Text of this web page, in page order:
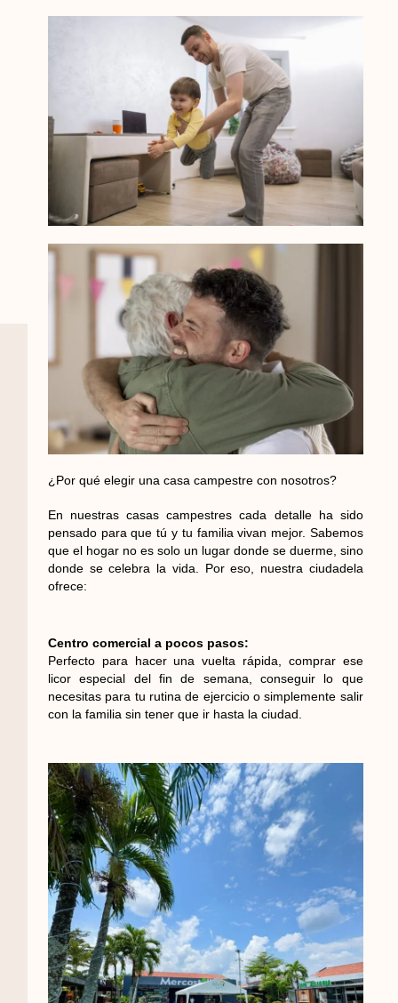
¿Por qué elegir una casa campestre con nosotros?
En nuestras casas campestres cada detalle ha sido
pensado para que tú y tu familia vivan mejor. Sabemos
que el hogar no es solo un lugar donde se duerme, sino
donde se celebra la vida. Por eso, nuestra ciudadela
ofrece:
Centro comercial a pocos pasos:
Perfecto para hacer una vuelta rápida, comprar ese
licor especial del fin de semana, conseguir lo que
necesitas para tu rutina de ejercicio o simplemente salir
con la familia sin tener que ir hasta la ciudad.